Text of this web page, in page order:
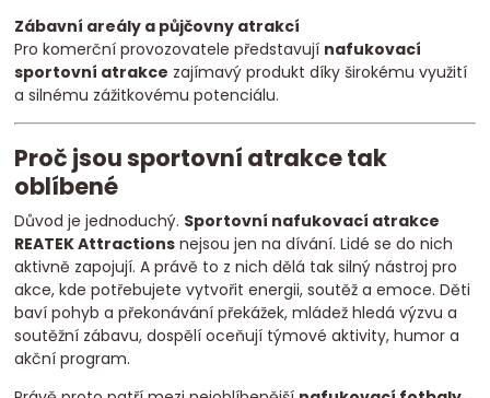
Zábavní areály a půjčovny atrakcí
Pro komerční provozovatele představují nafukovací
sportovní atrakce zajímavý produkt díky širokému využití
a silnému zážitkovému potenciálu.
Proč jsou sportovní atrakce tak
oblíbené
Důvod je jednoduchý. Sportovní nafukovací atrakce
REATEK Attractions nejsou jen na dívání. Lidé se do nich
aktivně zapojují. A právě to z nich dělá tak silný nástroj pro
akce, kde potřebujete vytvořit energii, soutěž a emoce. Děti
baví pohyb a překonávání překážek, mládež hledá výzvu a
soutěžní zábavu, dospělí oceňují týmové aktivity, humor a
akční program.